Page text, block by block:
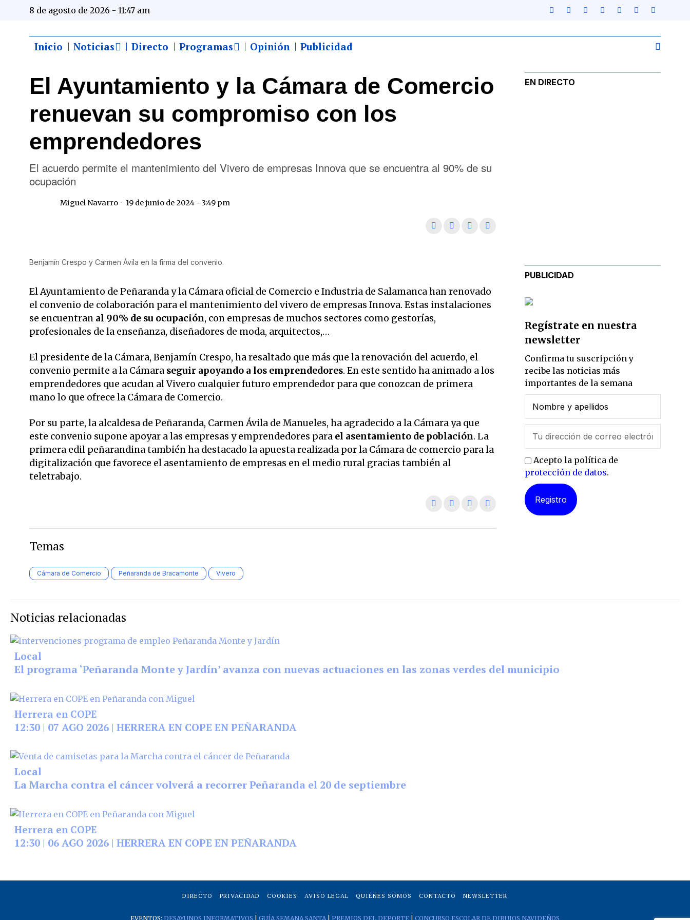
8 de agosto de 2026 - 11:47 am
Inicio Noticias Directo Programas Opinión Publicidad
El Ayuntamiento y la Cámara de Comercio
renuevan su compromiso con los
emprendedores
El acuerdo permite el mantenimiento del Vivero de empresas Innova que se encuentra al 90% de su
ocupación
Miguel Navarro 19 de junio de 2024 - 3:49 pm
Benjamín Crespo y Carmen Ávila en la firma del convenio.
El Ayuntamiento de Peñaranda y la Cámara oficial de Comercio e Industria de Salamanca han renovado
el convenio de colaboración para el mantenimiento del vivero de empresas Innova. Estas instalaciones
se encuentran al 90% de su ocupación, con empresas de muchos sectores como gestorías,
profesionales de la enseñanza, diseñadores de moda, arquitectos,…
El presidente de la Cámara, Benjamín Crespo, ha resaltado que más que la renovación del acuerdo, el
convenio permite a la Cámara seguir apoyando a los emprendedores. En este sentido ha animado a los
emprendedores que acudan al Vivero cualquier futuro emprendedor para que conozcan de primera
mano lo que ofrece la Cámara de Comercio.
Por su parte, la alcaldesa de Peñaranda, Carmen Ávila de Manueles, ha agradecido a la Cámara ya que
este convenio supone apoyar a las empresas y emprendedores para el asentamiento de población. La
primera edil peñarandina también ha destacado la apuesta realizada por la Cámara de comercio para la
digitalización que favorece el asentamiento de empresas en el medio rural gracias también al
teletrabajo.
Temas
Cámara de Comercio Peñaranda de Bracamonte Vivero
EN DIRECTO
PUBLICIDAD
Regístrate en nuestra
newsletter
Confirma tu suscripción y
recibe las noticias más
importantes de la semana
Acepto la política de
protección de datos.
Noticias relacionadas
Local
El programa ‘Peñaranda Monte y Jardín’ avanza con nuevas actuaciones en las zonas verdes del municipio
Herrera en COPE
12:30 | 07 AGO 2026 | HERRERA EN COPE EN PEÑARANDA
Local
La Marcha contra el cáncer volverá a recorrer Peñaranda el 20 de septiembre
Herrera en COPE
12:30 | 06 AGO 2026 | HERRERA EN COPE EN PEÑARANDA
DIRECTO PRIVACIDAD COOKIES AVISO LEGAL QUIÉNES SOMOS CONTACTO NEWSLETTER
EVENTOS: DESAYUNOS INFORMATIVOS GUÍA SEMANA SANTA| PREMIOS DEL DEPORTE| CONCURSO ESCOLAR DE DIBUJOS NAVIDEÑOS